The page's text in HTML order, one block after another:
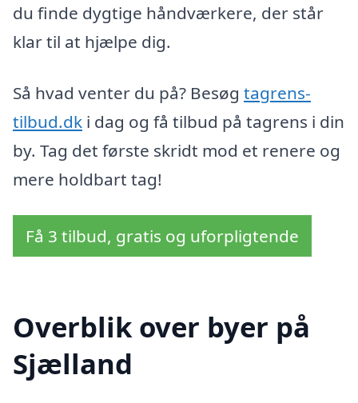
du finde dygtige håndværkere, der står
klar til at hjælpe dig.
Så hvad venter du på? Besøg tagrens-
tilbud.dk i dag og få tilbud på tagrens i din
by. Tag det første skridt mod et renere og
mere holdbart tag!
Få 3 tilbud, gratis og uforpligtende
Overblik over byer på
Sjælland